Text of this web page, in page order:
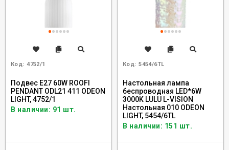
Код: 4752/1
Подвес E27 60W ROOFI
PENDANT ODL21 411 ODEON
LIGHT, 4752/1
В наличии: 91 шт.
Код: 5454/6TL
Настольная лампа
беспроводная LED*6W
3000K LULU L-VISION
Настольная 010 ODEON
LIGHT, 5454/6TL
В наличии: 151 шт.